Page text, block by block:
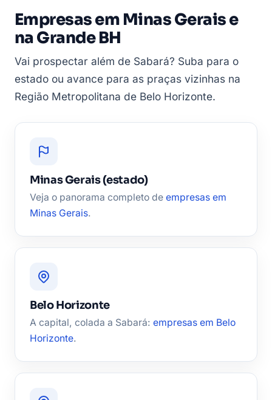
Empresas em Minas Gerais e
na Grande BH
Vai prospectar além de Sabará? Suba para o
estado ou avance para as praças vizinhas na
Região Metropolitana de Belo Horizonte.
Minas Gerais (estado)
Veja o panorama completo de empresas em
Minas Gerais.
Belo Horizonte
A capital, colada a Sabará: empresas em Belo
Horizonte.